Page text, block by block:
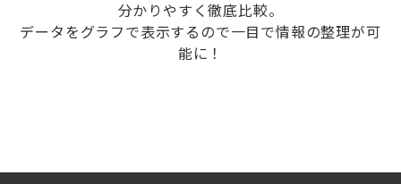
分かりやすく徹底比較。
データをグラフで表示するので一目で情報の整理が可
能に！